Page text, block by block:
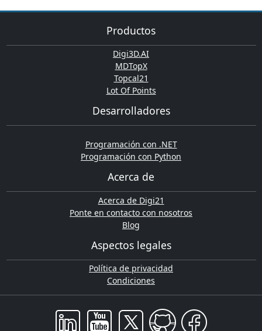
Productos
Digi3D.AI
MDTopX
Topcal21
Lot Of Points
Desarrolladores
Programación con .NET
Programación con Python
Acerca de
Acerca de Digi21
Ponte en contacto con nosotros
Blog
Aspectos legales
Política de privacidad
Condiciones